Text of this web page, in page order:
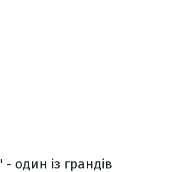
один із грандів